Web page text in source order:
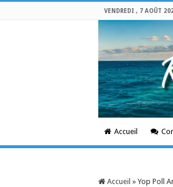
VENDREDI , 7 AOÛT
Accueil
Accueil » Yop Poll